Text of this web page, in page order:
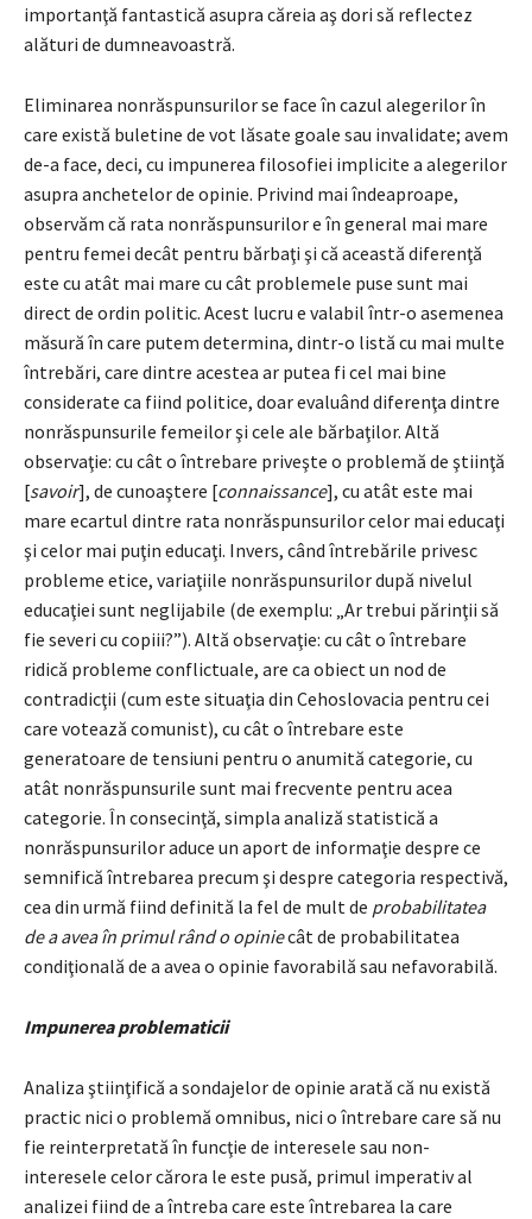
importanţă fantastică asupra căreia aş dori să reflectez
alături de dumneavoastră.
Eliminarea nonrăspunsurilor se face în cazul alegerilor în
care există buletine de vot lăsate goale sau invalidate; avem
de-a face, deci, cu impunerea filosofiei implicite a alegerilor
asupra anchetelor de opinie. Privind mai îndeaproape,
observăm că rata nonrăspunsurilor e în general mai mare
pentru femei decât pentru bărbaţi şi că această diferenţă
este cu atât mai mare cu cât problemele puse sunt mai
direct de ordin politic. Acest lucru e valabil într-o asemenea
măsură în care putem determina, dintr-o listă cu mai multe
întrebări, care dintre acestea ar putea fi cel mai bine
considerate ca fiind politice, doar evaluând diferenţa dintre
nonrăspunsurile femeilor şi cele ale bărbaţilor. Altă
observaţie: cu cât o întrebare priveşte o problemă de ştiinţă
[savoir], de cunoaştere [connaissance], cu atât este mai
mare ecartul dintre rata nonrăspunsurilor celor mai educaţi
şi celor mai puţin educaţi. Invers, când întrebările privesc
probleme etice, variaţiile nonrăspunsurilor după nivelul
educaţiei sunt neglijabile (de exemplu: „Ar trebui părinţii să
fie severi cu copiii?”). Altă observaţie: cu cât o întrebare
ridică probleme conflictuale, are ca obiect un nod de
contradicţii (cum este situaţia din Cehoslovacia pentru cei
care votează comunist), cu cât o întrebare este
generatoare de tensiuni pentru o anumită categorie, cu
atât nonrăspunsurile sunt mai frecvente pentru acea
categorie. În consecinţă, simpla analiză statistică a
nonrăspunsurilor aduce un aport de informaţie despre ce
semnifică întrebarea precum şi despre categoria respectivă,
cea din urmă fiind definită la fel de mult de probabilitatea
de a avea în primul rând o opiniecât de probabilitatea
condiţională de a avea o opinie favorabilă sau nefavorabilă.
Impunerea problematicii
Analiza ştiinţifică a sondajelor de opinie arată că nu există
practic nici o problemă omnibus, nici o întrebare care să nu
fie reinterpretată în funcţie de interesele sau non-
interesele celor cărora le este pusă, primul imperativ al
analizei fiind de a întreba care este întrebarea la care